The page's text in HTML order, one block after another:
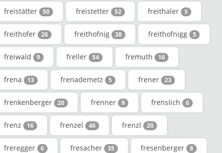
freistätter 50 freistetter 52 freithaler 5
freithofer 26 freithofnig 38 freithofnigg 5
freiwald 9 freller 54 fremuth 16
frena 13 frenademetz 5 frener 23
frenkenberger 20 frenner 9 frenslich 6
frenz 16 frenzel 46 frenzl 20
freregger 6 fresacher 35 fresenberger 8